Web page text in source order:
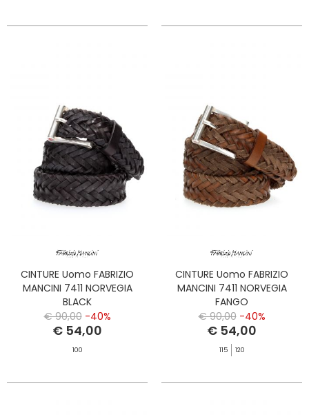
CINTURE Uomo FABRIZIO
MANCINI 7411 NORVEGIA
BLACK
€ 90,00 -40%
€ 54,00
100
CINTURE Uomo FABRIZIO
MANCINI 7411 NORVEGIA
FANGO
€ 90,00 -40%
€ 54,00
115 120